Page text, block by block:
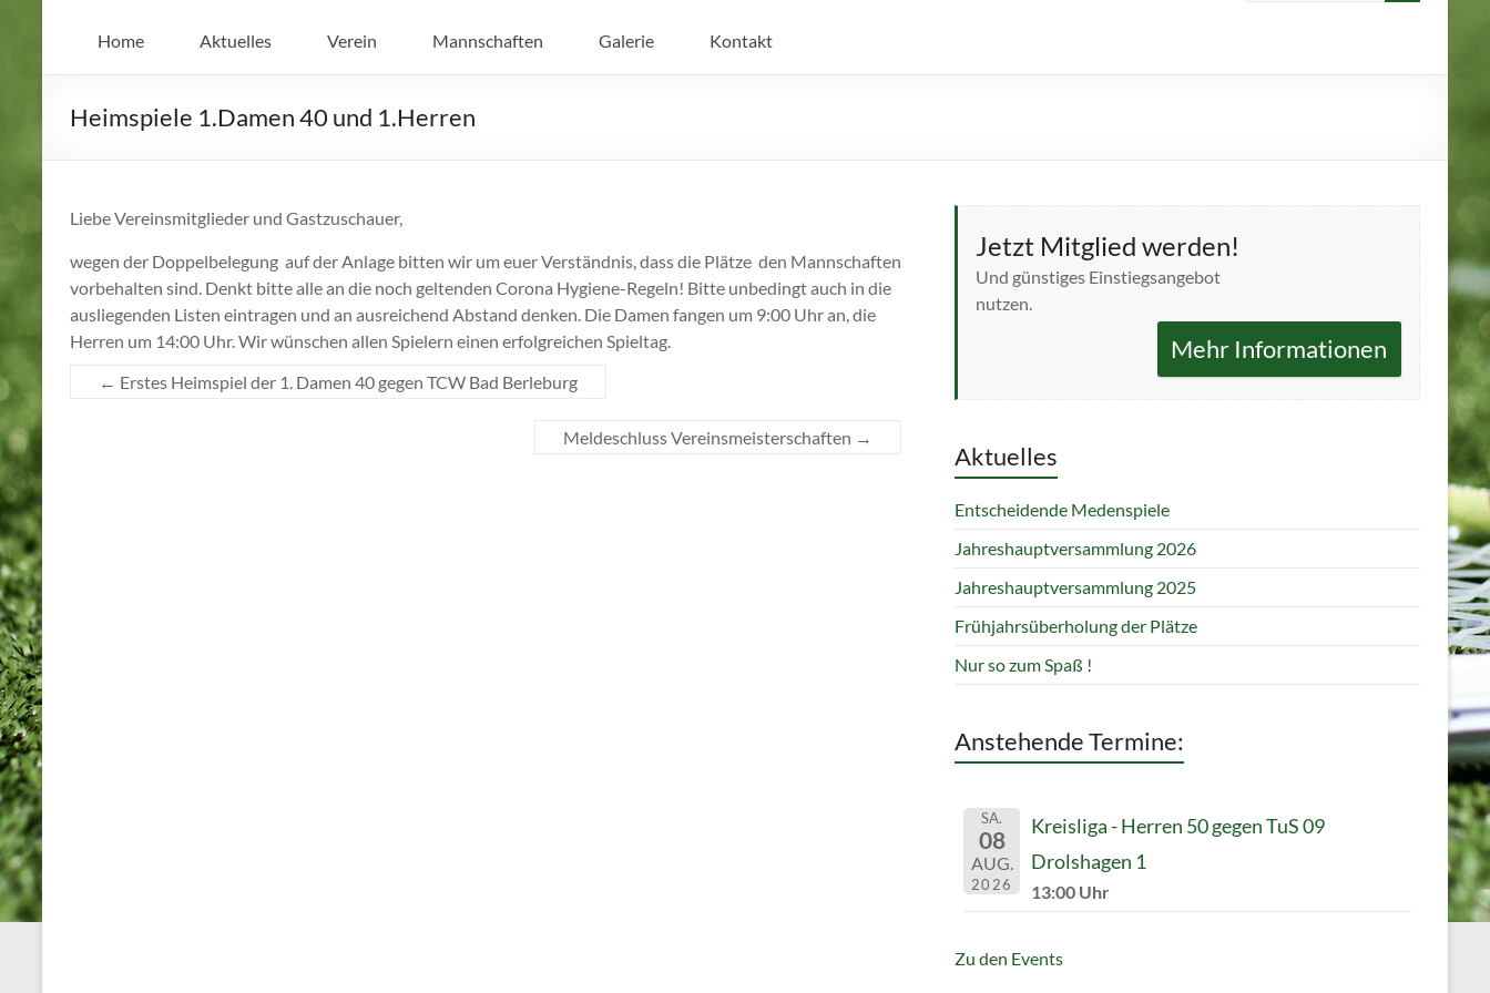
Home Aktuelles Verein Mannschaften Galerie Kontakt
Heimspiele 1.Damen 40 und 1.Herren
Liebe Vereinsmitglieder und Gastzuschauer,
wegen der Doppelbelegung auf der Anlage bitten wir um euer Verständnis, dass die Plätze den Mannschaften
vorbehalten sind. Denkt bitte alle an die noch geltenden Corona Hygiene-Regeln! Bitte unbedingt auch in die
ausliegenden Listen eintragen und an ausreichend Abstand denken. Die Damen fangen um 9:00 Uhr an, die
Herren um 14:00 Uhr. Wir wünschen allen Spielern einen erfolgreichen Spieltag.
← Erstes Heimspiel der 1. Damen 40 gegen TCW Bad Berleburg
Meldeschluss Vereinsmeisterschaften →
Jetzt Mitglied werden!
Und günstiges Einstiegsangebot
nutzen.
Mehr Informationen
Aktuelles
Entscheidende Medenspiele
Jahreshauptversammlung 2026
Jahreshauptversammlung 2025
Frühjahrsüberholung der Plätze
Nur so zum Spaß !
Anstehende Termine:
SA.
08
AUG.
2026
Kreisliga - Herren 50 gegen TuS 09
Drolshagen 1
13:00 Uhr
Zu den Events